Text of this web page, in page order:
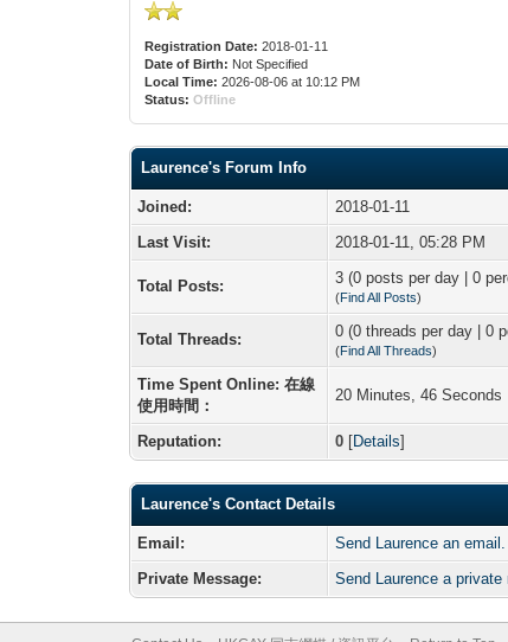
Registration Date: 2018-01-11
Date of Birth: Not Specified
Local Time: 2026-08-06 at 10:12 PM
Status: Offline
Laurence's Forum Info
Joined:
2018-01-11
Last Visit:
2018-01-11, 05:28 PM
Total Posts: 3 (0 posts per day | 0
(Find All Posts)
Total Threads: 0 (0 threads per day | 0
(Find All Threads)
Time Spent Online: 在線
使用時間：
20 Minutes, 46 Seconds
Reputation: 0 [Details]
Laurence's Contact Details
Email:
Send Laurence an email.
Private Message:
Send Laurence a private